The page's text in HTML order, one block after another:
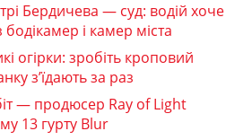
Бердичева — суд: водій хоче
і камер міста
огірки: зробіть кроповий
з’їдають за раз
— продюсер Ray of Light
13 гурту Blur